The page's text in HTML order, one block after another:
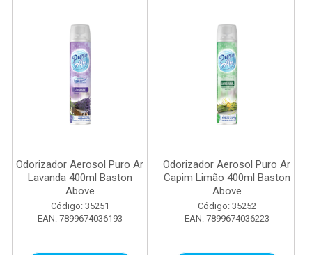
Odorizador Aerosol Puro Ar
Lavanda 400ml Baston
Above
Código: 35251
EAN: 7899674036193
Odorizador Aerosol Puro Ar
Capim Limão 400ml Baston
Above
Código: 35252
EAN: 7899674036223